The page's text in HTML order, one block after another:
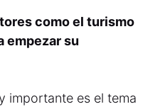
como el turismo
empezar su
importante es el tema